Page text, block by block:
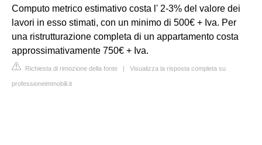
Computo metrico estimativo costa l' 2-3% del valore dei
lavori in esso stimati, con un minimo di 500€ + Iva. Per
una ristrutturazione completa di un appartamento costa
approssimativamente 750€ + Iva.
Richiesta di rimozione della fonte | Visualizza la risposta completa su
professioneimmobili.it